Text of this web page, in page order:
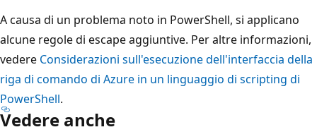
A causa di un problema noto in PowerShell, si applicano
alcune regole di escape aggiuntive. Per altre informazioni,
vedere Considerazioni sull'esecuzione dell'interfaccia della
riga di comando di Azure in un linguaggio di scripting di
PowerShell.
Vedere anche